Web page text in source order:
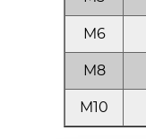
M6
M8
M10